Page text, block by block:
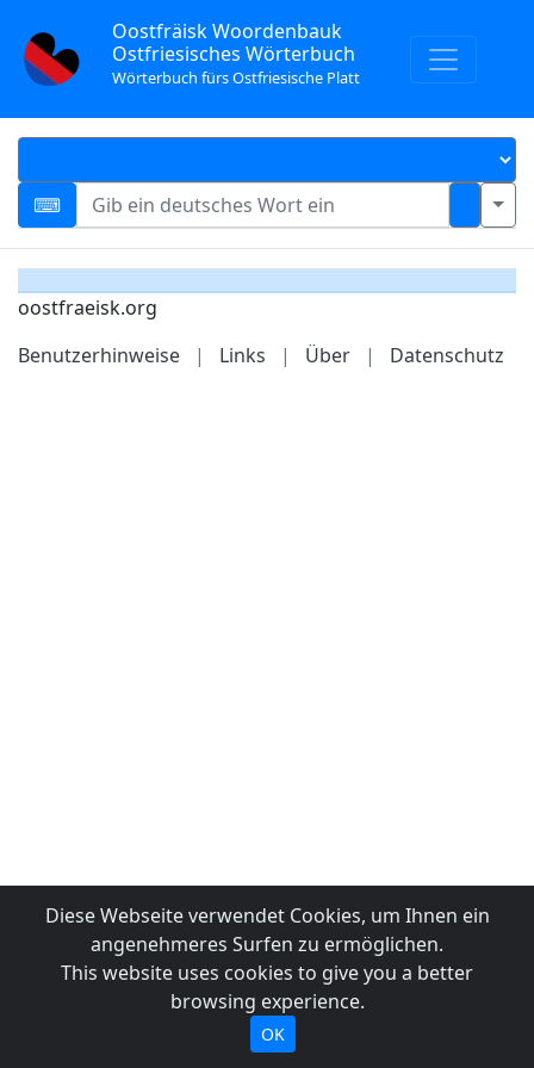
Oostfräisk Woordenbauk
Ostfriesisches Wörterbuch
Wörterbuch fürs Ostfriesische Platt
oostfraeisk.org
Benutzerhinweise
| Links | Über | Datenschutz
Diese Webseite verwendet Cookies, um Ihnen ein
angenehmeres Surfen zu ermöglichen.
This website uses cookies to give you a better
browsing experience.
OK